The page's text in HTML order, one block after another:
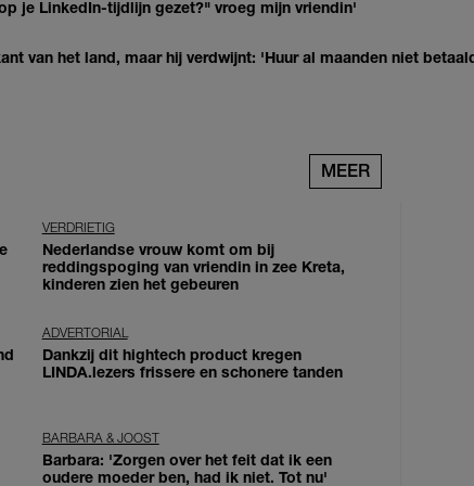
je LinkedIn-tijdlijn gezet?" vroeg mijn vriendin'
van het land, maar hij verdwijnt: 'Huur al maanden niet
MEER
VERDRIETIG
Nederlandse vrouw komt om bij
reddingspoging van vriendin in zee Kreta,
kinderen zien het gebeuren
ADVERTORIAL
Dankzij dit hightech product kregen
LINDA.lezers frissere en schonere tanden
BARBARA & JOOST
Barbara: 'Zorgen over het feit dat ik een
oudere moeder ben, had ik niet. Tot nu'